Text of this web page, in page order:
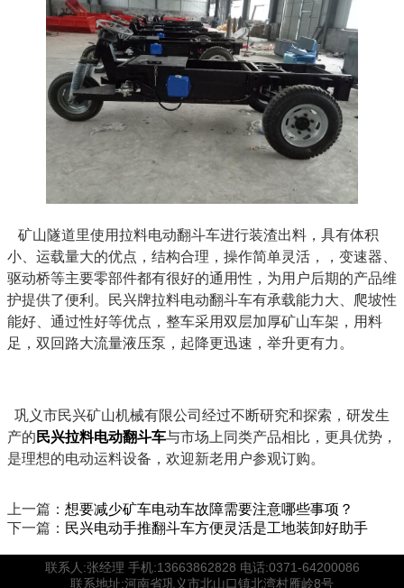
矿山隧道里使用拉料电动翻斗车进行装渣出料，具有体积
小、运载量大的优点，结构合理，操作简单灵活，，变速器、
驱动桥等主要零部件都有很好的通用性，为用户后期的产品维
护提供了便利。民兴牌拉料电动翻斗车有承载能力大、爬坡性
能好、通过性好等优点，整车采用双层加厚矿山车架，用料
足，双回路大流量液压泵，起降更迅速，举升更有力。
巩义市民兴矿山机械有限公司经过不断研究和探索，研发生
产的民兴拉料电动翻斗车与市场上同类产品相比，更具优势，
是理想的电动运料设备，欢迎新老用户参观订购。
上一篇： 想要减少矿车电动车故障需要注意哪些事项？
下一篇： 民兴电动手推翻斗车方便灵活是工地装卸好助手
联系人:张经理 手机:13663862828 电话:0371-64200086
联系地址:河南省巩义市北山口镇北湾村雁岭8号